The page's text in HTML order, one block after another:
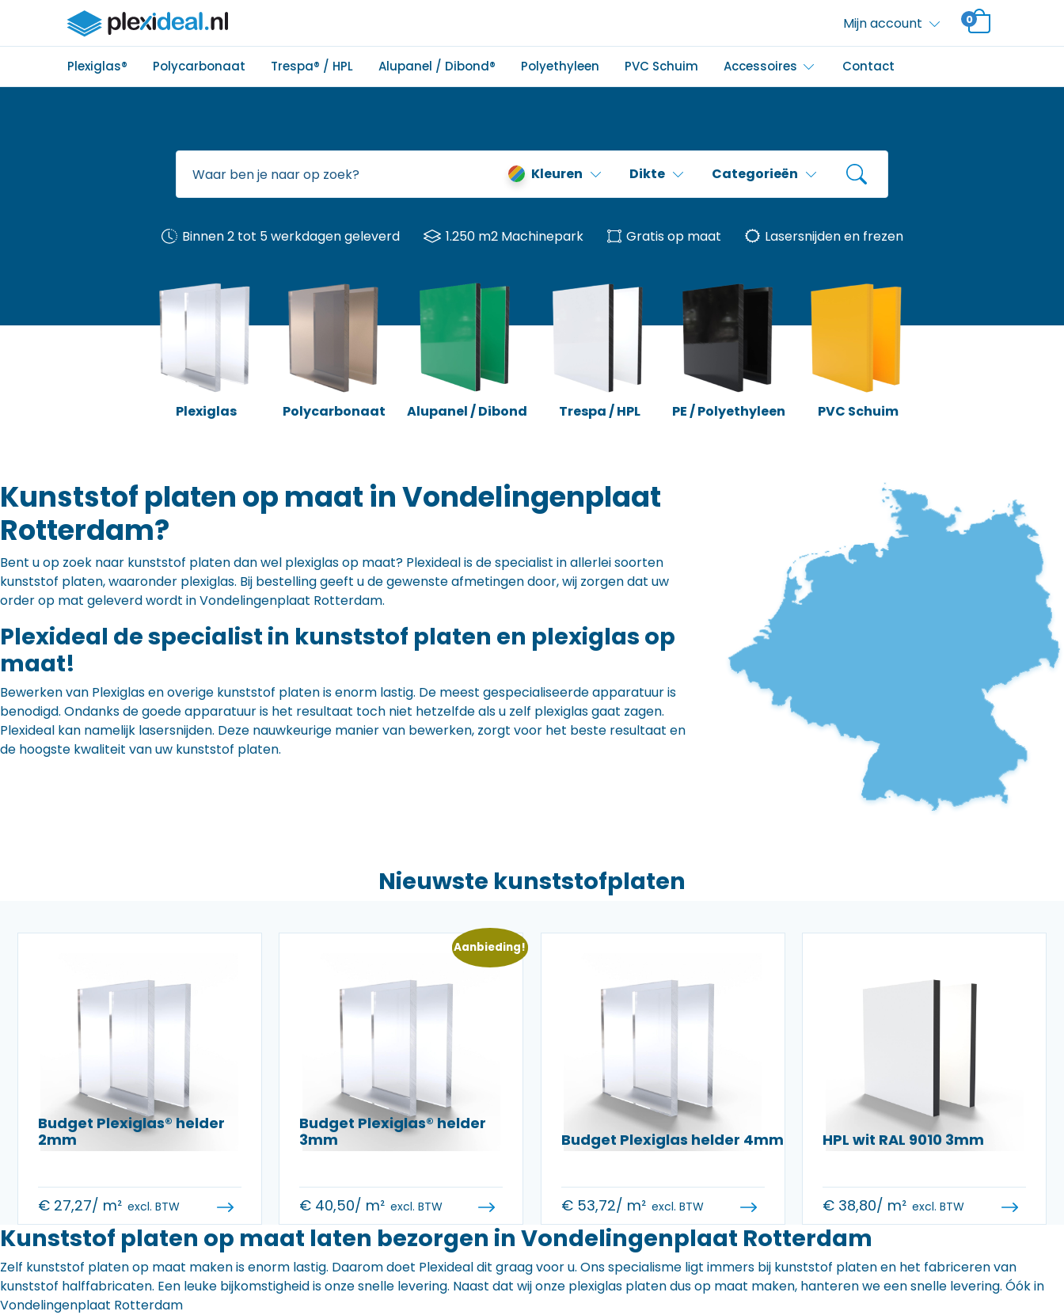
Mijn account 0
Plexiglas® Polycarbonaat Trespa® / HPL Alupanel / Dibond® Polyethyleen PVC Schuim Accessoires Contact
Kleuren Dikte Categorieën
Binnen 2 tot 5 werkdagen geleverd 1.250 m2 Machinepark Gratis op maat Lasersnijden en frezen
Plexiglas Polycarbonaat Alupanel / Dibond Trespa / HPL PE / Polyethyleen PVC Schuim
Kunststof platen op maat in Vondelingenplaat
Rotterdam?
Bent u op zoek naar kunststof platen dan wel plexiglas op maat? Plexideal is de specialist in allerlei soorten
kunststof platen, waaronder plexiglas. Bij bestelling geeft u de gewenste afmetingen door, wij zorgen dat uw
order op mat geleverd wordt in Vondelingenplaat Rotterdam.
Plexideal de specialist in kunststof platen en plexiglas op
maat!
Bewerken van Plexiglas en overige kunststof platen is enorm lastig. De meest gespecialiseerde apparatuur is
benodigd. Ondanks de goede apparatuur is het resultaat toch niet hetzelfde als u zelf plexiglas gaat zagen.
Plexideal kan namelijk lasersnijden. Deze nauwkeurige manier van bewerken, zorgt voor het beste resultaat en
de hoogste kwaliteit van uw kunststof platen.
Nieuwste kunststofplaten
Budget Plexiglas® helder
2mm
€27,27/ m² excl. BTW
Aanbieding!
Budget Plexiglas® helder
3mm
€ 40,50/ m² excl. BTW
Budget Plexiglas helder 4mm
€53,72/ m² excl. BTW
HPL wit RAL 9010 3mm
€ 38,80/ m² excl. BTW
Kunststof platen op maat laten bezorgen in Vondelingenplaat Rotterdam
Zelf kunststof platen op maat maken is enorm lastig. Daarom doet Plexideal dit graag voor u. Ons specialisme ligt immers bij kunststof platen en het fabriceren van
kunststof halffabricaten. Een leuke bijkomstigheid is onze snelle levering. Naast dat wij onze plexiglas platen dus op maat maken, hanteren we een snelle levering. Óók in
Vondelingenplaat Rotterdam